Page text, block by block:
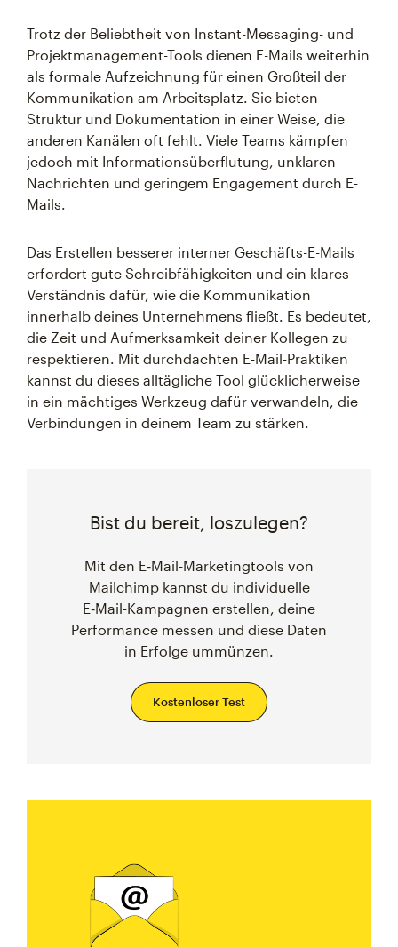
Trotz der Beliebtheit von Instant-Messaging- und
Projektmanagement-Tools dienen E-Mails weiterhin
als formale Aufzeichnung für einen Großteil der
Kommunikation am Arbeitsplatz. Sie bieten
Struktur und Dokumentation in einer Weise, die
anderen Kanälen oft fehlt. Viele Teams kämpfen
jedoch mit Informationsüberflutung, unklaren
Nachrichten und geringem Engagement durch E-
Mails.
Das Erstellen besserer interner Geschäfts-E-Mails
erfordert gute Schreibfähigkeiten und ein klares
Verständnis dafür, wie die Kommunikation
innerhalb deines Unternehmens fließt. Es bedeutet,
die Zeit und Aufmerksamkeit deiner Kollegen zu
respektieren. Mit durchdachten E-Mail-Praktiken
kannst du dieses alltägliche Tool glücklicherweise
in ein mächtiges Werkzeug dafür verwandeln, die
Verbindungen in deinem Team zu stärken.
Bist du bereit, loszulegen?
Mit den E‑Mail-Marketingtools von
Mailchimp kannst du individuelle
E‑Mail-Kampagnen erstellen, deine
Performance messen und diese Daten
in Erfolge ummünzen.
Kostenloser Test